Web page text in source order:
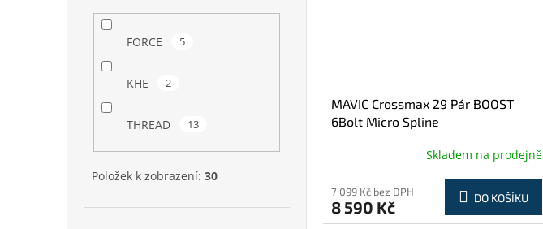
FORCE 5
KHE 2
THREAD 13
Položek k zobrazení: 30
MAVIC Crossmax 29 Pár BOOST
6Bolt Micro Spline
Skladem na prodejně
7 099 Kč bez DPH
8 590 Kč DO KOŠÍKU